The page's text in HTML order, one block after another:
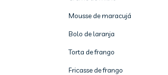
Mousse de maracujá
Bolo de laranja
Torta de frango
Fricasse de frango